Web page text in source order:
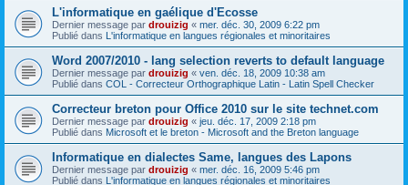
L'informatique en gaélique d'Ecosse
Dernier message par drouizig « mer. déc. 30, 2009 6:22 pm
Publié dans L'informatique en langues régionales et minoritaires
Word 2007/2010 - lang selection reverts to default language
Dernier message par drouizig « ven. déc. 18, 2009 10:38 am
Publié dans COL - Correcteur Orthographique Latin - Latin Spell Checker
Correcteur breton pour Office 2010 sur le site technet.com
Dernier message par drouizig « jeu. déc. 17, 2009 2:18 pm
Publié dans Microsoft et le breton - Microsoft and the Breton language
Informatique en dialectes Same, langues des Lapons
Dernier message par drouizig « mer. déc. 16, 2009 5:46 pm
Publié dans L'informatique en langues régionales et minoritaires